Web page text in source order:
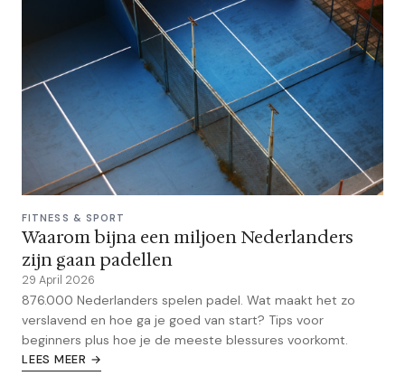
FITNESS & SPORT
Waarom bijna een miljoen Nederlanders
zijn gaan padellen
29 April 2026
876.000 Nederlanders spelen padel. Wat maakt het zo
verslavend en hoe ga je goed van start? Tips voor
beginners plus hoe je de meeste blessures voorkomt.
LEES MEER →